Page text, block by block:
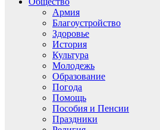
Армия
Благоустройство
Здоровье
История
Культура
Молодежь
Образование
Погода
Помощь
Пособия и Пенсии
Праздники